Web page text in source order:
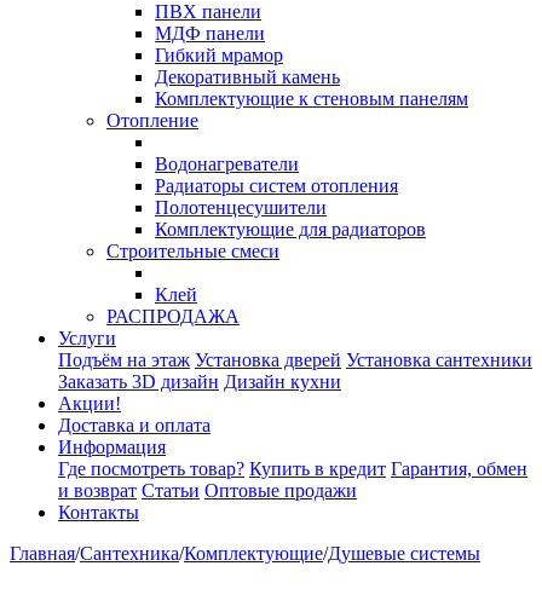
ПВХ панели
МДФ панели
Гибкий мрамор
Декоративный камень
Комплектующие к стеновым панелям
Отопление
Водонагреватели
Радиаторы систем отопления
Полотенцесушители
Комплектующие для радиаторов
Строительные смеси
Клей
РАСПРОДАЖА
Услуги
Подъём на этаж Установка дверей Установка сантехники
Заказать 3D дизайн Дизайн кухни
Акции!
Доставка и оплата
Информация
Где посмотреть товар? Купить в кредит Гарантия, обмен
и возврат Статьи Оптовые продажи
Контакты
Главная/Сантехника/Комплектующие/Душевые системы